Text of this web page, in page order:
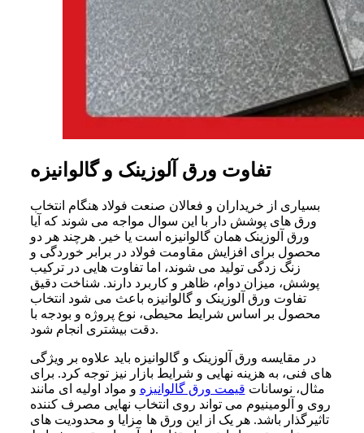
تفاوت ورق آلوزینک و گالوانیزه
بسیاری از خریداران و فعالان صنعت فولاد هنگام انتخاب
ورق های پوشش دار با این سوال مواجه می شوند که آیا
ورق آلوزینک همان گالوانیزه است یا خیر. هرچند هر دو
محصول برای افزایش مقاومت فولاد در برابر خوردگی و
زنگ زدگی تولید می شوند، اما تفاوت هایی در ترکیب
پوشش، میزان دوام، ظاهر و کاربرد دارند. شناخت دقیق
تفاوت ورق آلوزینک و گالوانیزه باعث می شود انتخاب
محصول بر اساس شرایط محیطی، نوع پروژه و بودجه با
دقت بیشتری انجام شود.
در مقایسه ورق آلوزینک و گالوانیزه باید علاوه بر ویژگی
های فنی، به هزینه نهایی و شرایط بازار نیز توجه کرد. برای
مثال، نوسانات قیمت ورق گالوانیزه و مواد اولیه ای مانند
روی و آلومینیوم می تواند روی انتخاب نهایی مصرف کننده
تاثیرگذار باشد. هر یک از این ورق ها مزایا و محدودیت های